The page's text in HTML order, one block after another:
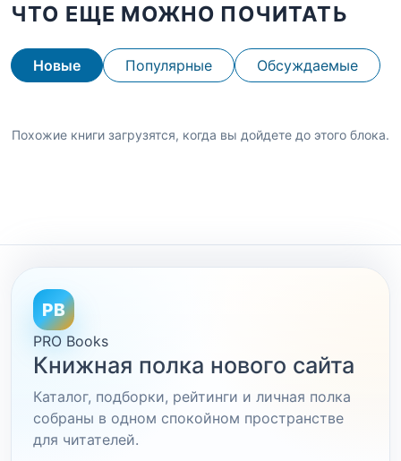
ЧТО ЕЩЕ МОЖНО ПОЧИТАТЬ
Новые Популярные Обсуждаемые
Похожие книги загрузятся, когда вы дойдете до этого блока.
PB
PRO Books
Книжная полка нового сайта
Каталог, подборки, рейтинги и личная полка
собраны в одном спокойном пространстве
для читателей.